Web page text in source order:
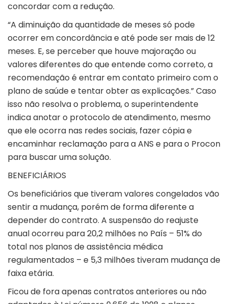
concordar com a redução.
“A diminuição da quantidade de meses só pode
ocorrer em concordância e até pode ser mais de 12
meses. E, se perceber que houve majoração ou
valores diferentes do que entende como correto, a
recomendação é entrar em contato primeiro com o
plano de saúde e tentar obter as explicações.” Caso
isso não resolva o problema, o superintendente
indica anotar o protocolo de atendimento, mesmo
que ele ocorra nas redes sociais, fazer cópia e
encaminhar reclamação para a ANS e para o Procon
para buscar uma solução.
BENEFICIÁRIOS
Os beneficiários que tiveram valores congelados vão
sentir a mudança, porém de forma diferente a
depender do contrato. A suspensão do reajuste
anual ocorreu para 20,2 milhões no País – 51% do
total nos planos de assistência médica
regulamentados – e 5,3 milhões tiveram mudança de
faixa etária.
Ficou de fora apenas contratos anteriores ou não